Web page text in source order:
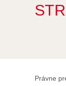
Právne